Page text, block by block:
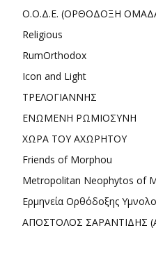
Ο.Ο.Δ.Ε. (ΟΡΘΟΔΟΞΗ
Religious
RumOrthodox
Icon and Light
ΤΡΕΛΟΓΙΑΝΝΗΣ
ΕΝΩΜΕΝΗ ΡΩΜΙΟΣΥΝΗ
ΧΩΡΑ ΤΟΥ ΑΧΩΡΗΤΟΥ
Friends of Morphou
Metropolitan Neophytos of
Ερμηνεία Ορθόδοξης
ΑΠΟΣΤΟΛΟΣ ΣΑΡΑΝΤΙΔΗΣ